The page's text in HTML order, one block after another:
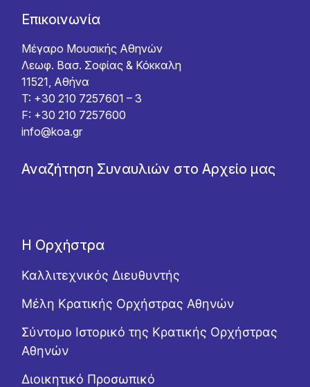
Επικοινωνία
Μέγαρο Μουσικής Αθηνών
Λεωφ. Βασ. Σοφίας & Κόκκαλη
11521, Αθήνα
T: +30 210 7257601 – 3
F: +30 210 7257600
info@koa.gr
Αναζήτηση Συναυλιών στο Αρχείο μας
Η Ορχήστρα
Καλλιτεχνικός Διευθυντής
Μέλη Κρατικής Ορχήστρας Αθηνών
Σύντομο Ιστορικό της Κρατικής Ορχήστρας
Αθηνών
Διοικητικό Προσωπικό